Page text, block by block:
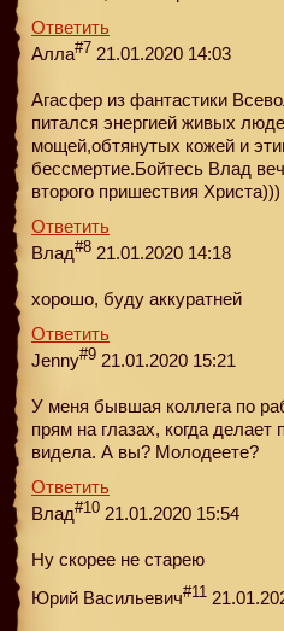
Ответить
Алла#7 21.01.2020 14:03
Агасфер из фантастики
питался энергией живых
мощей,обтянутых кожей и
бессмертие.Бойтесь Влад
второго пришествия Христа)))
Ответить
Влад#8 21.01.2020 14:18
хорошо, буду аккуратней
Ответить
Jenny#9 21.01.2020 15:21
У меня бывшая коллега по
прям на глазах, когда
видела. А вы? Молодеете?
Ответить
Влад#10 21.01.2020 15:54
Ну скорее не старею
Юрий Васильевич#11